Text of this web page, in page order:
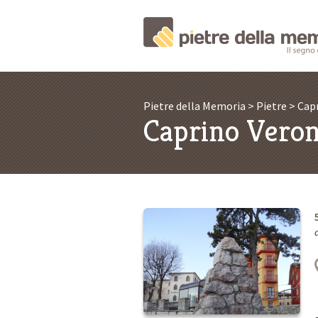
Pietre della Memoria > Pietre >
Caprino